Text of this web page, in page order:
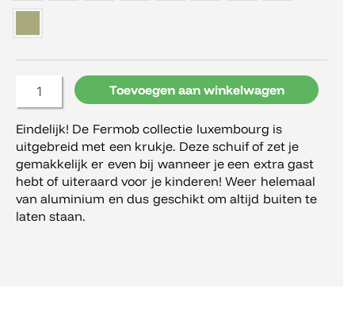
Toevoegen aan winkelwagen
Eindelijk! De Fermob collectie luxembourg is
uitgebreid met een krukje. Deze schuif of zet je
gemakkelijk er even bij wanneer je een extra gast
hebt of uiteraard voor je kinderen! Weer helemaal
van aluminium en dus geschikt om altijd buiten te
laten staan.